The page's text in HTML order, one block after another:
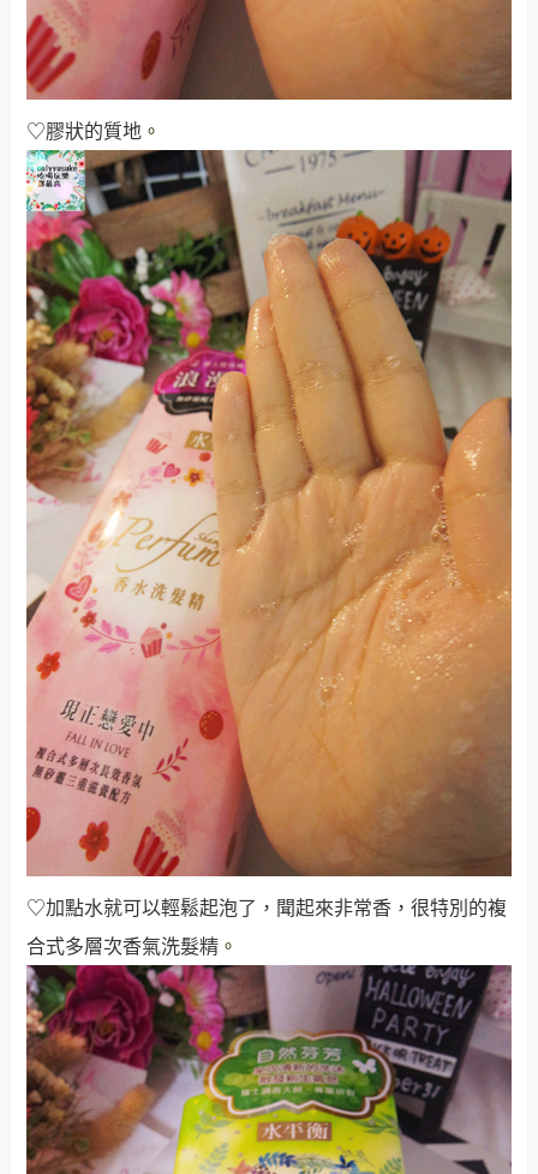
♡膠狀的質地 。
♡加點水就可以輕鬆起泡了，聞起來非常香，很特別的複
合式多層次香氣洗髮精 。